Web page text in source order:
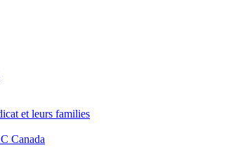
et leurs families
Canada